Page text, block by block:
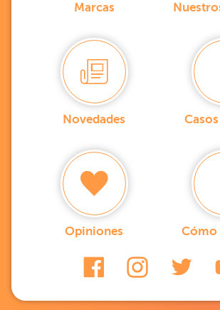
Marcas
Novedades
Opiniones Cómo